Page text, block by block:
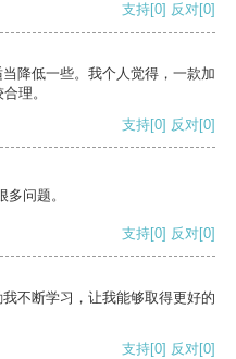
支持[0] 反对[0]
降低一些。我个人觉得，一款加
理。
支持[0] 反对[0]
问题。
支持[0] 反对[0]
不断学习，让我能够取得更好的
支持[0] 反对[0]